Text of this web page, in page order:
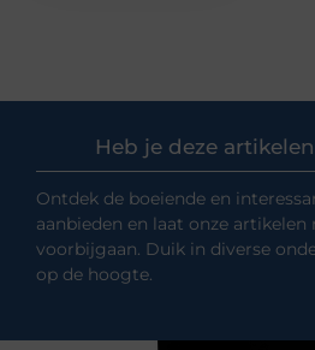
Heb je deze
Ontdek de boeiende en
aanbieden en laat onze artikelen
voorbijgaan. Duik in diverse
op de hoogte.